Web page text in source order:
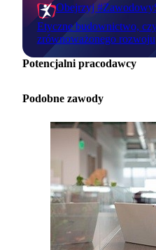
Obejrzyj
Etyczne budownictwo,
zrównoważonego rozwoju
Potencjalni pracodawcy
Podobne zawody